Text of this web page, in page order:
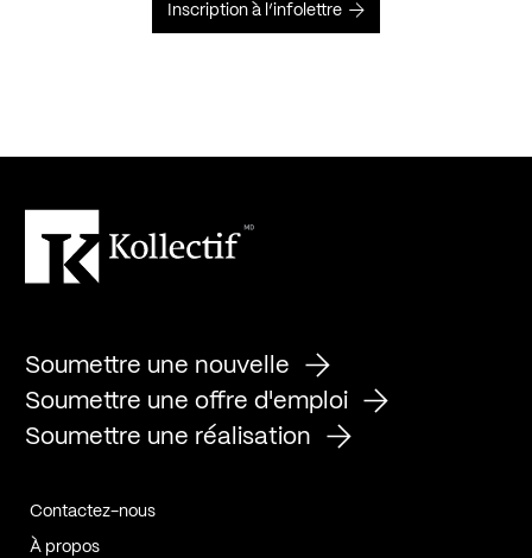
Inscription à l’infolettre
Soumettre une nouvelle
Soumettre une offre d'emploi
Soumettre une réalisation
Contactez-nous
À propos